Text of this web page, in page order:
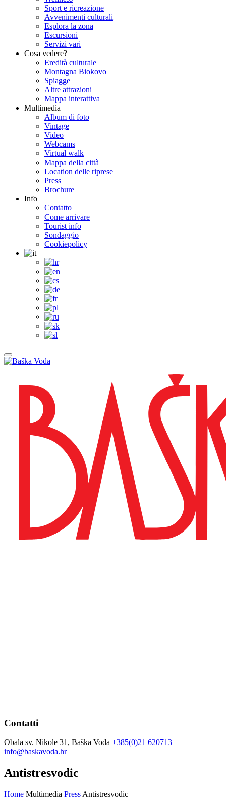
Sport e ricreazione
Avvenimenti culturali
Esplora la zona
Escursioni
Servizi vari
Cosa vedere?
Eredità culturale
Montagna Biokovo
Spiagge
Altre attrazioni
Mappa interattiva
Multimedia
Album di foto
Vintage
Video
Webcams
Virtual walk
Mappa della città
Location delle riprese
Press
Brochure
Info
Contatto
Come arrivare
Tourist info
Sondaggio
Cookiepolicy
Contatti
Obala sv. Nikole 31, Baška Voda +385(0)21 620713
info@baskavoda.hr
Antistresvodic
Home Multimedia Press Antistresvodic